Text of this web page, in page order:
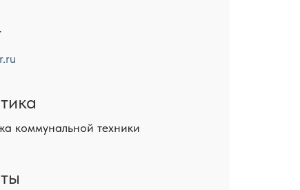
коммунальной техники